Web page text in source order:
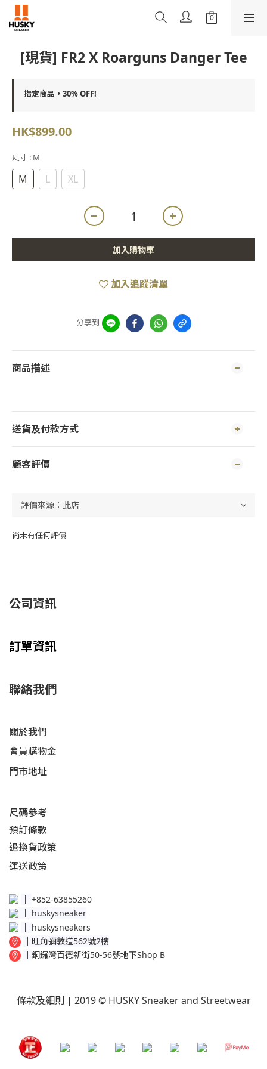
[現貨] FR2 X Roarguns Danger Tee
指定商品，30% OFF!
HK$899.00
尺寸 : M
M L XL
加入購物車
加入追蹤清單
分享到
商品描述
送貨及付款方式
顧客評價
尚未有任何評價
公司資訊
訂單資訊
聯絡我們
關於我們
會員購物金
門市地址
尺碼參考
預訂條款
退換貨政策​
運送政策​
│ +852-63855260
huskysneaker
│ huskysneakers
│ 旺角彌敦道562號2樓
│ 銅鑼灣百德新街50-56號地下Shop B
條款及細則 | 2019 © HUSKY Sneaker and Streetwear